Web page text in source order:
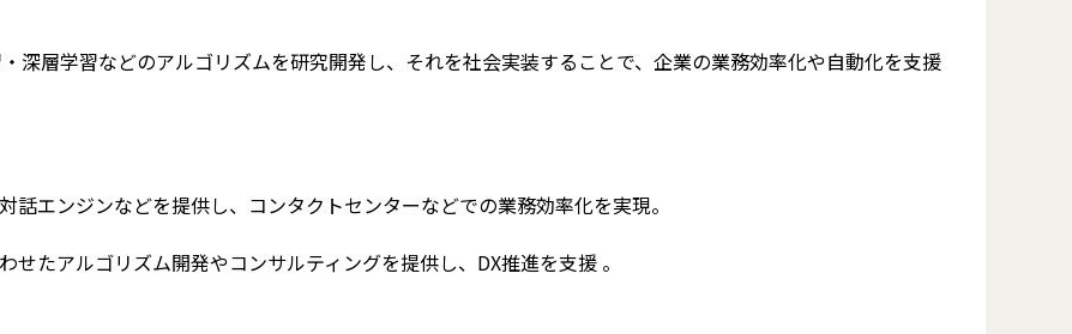
深層学習などのアルゴリズムを研究開発し、それを社会実装することで、企業の業務効率化や自動化を支援
話エンジンなどを提供し、コンタクトセンターなどでの業務効率化を実現。
たアルゴリズム開発やコンサルティングを提供し、DX推進を支援 。